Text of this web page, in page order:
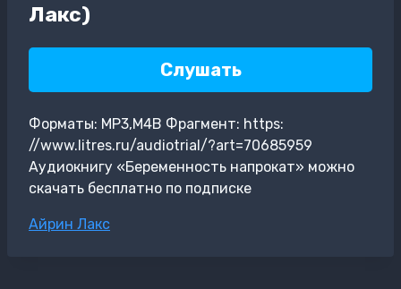
Лакс)
Слушать
Форматы: MP3,M4B Фрагмент: https:
//www.litres.ru/audiotrial/?art=70685959
Аудиокнигу «Беременность напрокат» можно
скачать бесплатно по подписке
Метки
Айрин Лакс